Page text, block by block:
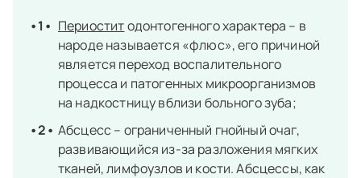
Периоститодонтогенного характера – в
народе называется «флюс», его причиной
является переход воспалительного
процесса и патогенных микроорганизмов
на надкостницу вблизи больного зуба;
Абсцесс – ограниченный гнойный очаг,
развивающийся из-за разложения мягких
тканей, лимфоузлов и кости. Абсцессы, как